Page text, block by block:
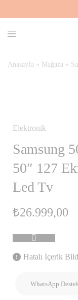
Al
Anasayfa » Mağaza »
Elektronik
Samsung
50″ 127
Led Tv
₺26.999,00
Hatalı İçerik
WhatsApp